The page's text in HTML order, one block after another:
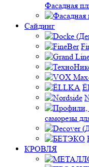
Фасадная
Сайдинг
саморезы
КРОВЛЯ